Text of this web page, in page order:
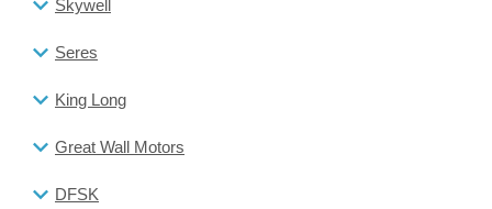
Skywell
Seres
King Long
Great Wall Motors
DFSK